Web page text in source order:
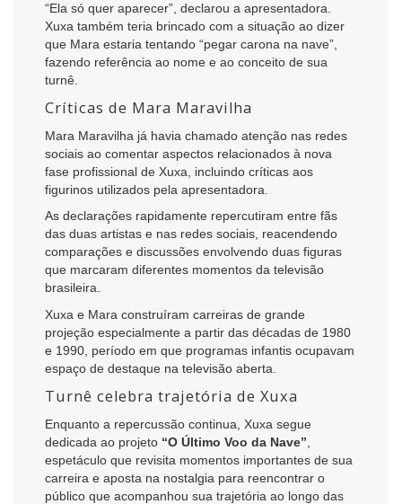
“Ela só quer aparecer”, declarou a apresentadora.
Xuxa também teria brincado com a situação ao dizer
que Mara estaria tentando “pegar carona na nave”,
fazendo referência ao nome e ao conceito de sua
turnê.
Críticas de Mara Maravilha
Mara Maravilha já havia chamado atenção nas redes
sociais ao comentar aspectos relacionados à nova
fase profissional de Xuxa, incluindo críticas aos
figurinos utilizados pela apresentadora.
As declarações rapidamente repercutiram entre fãs
das duas artistas e nas redes sociais, reacendendo
comparações e discussões envolvendo duas figuras
que marcaram diferentes momentos da televisão
brasileira.
Xuxa e Mara construíram carreiras de grande
projeção especialmente a partir das décadas de 1980
e 1990, período em que programas infantis ocupavam
espaço de destaque na televisão aberta.
Turnê celebra trajetória de Xuxa
Enquanto a repercussão continua, Xuxa segue
dedicada ao projeto “O Último Voo da Nave”
espetáculo que revisita momentos importantes de sua
carreira e aposta na nostalgia para reencontrar o
público que acompanhou sua trajetória ao longo das